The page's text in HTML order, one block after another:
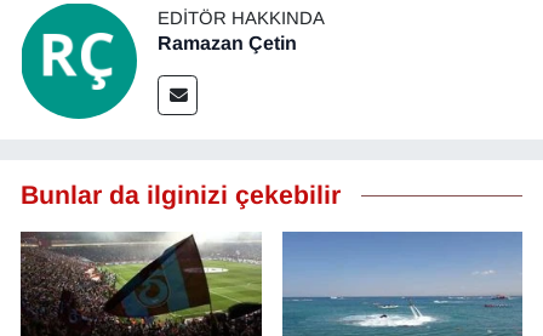
EDITÖR HAKKINDA
Ramazan Çetin
Bunlar da ilginizi çekebilir